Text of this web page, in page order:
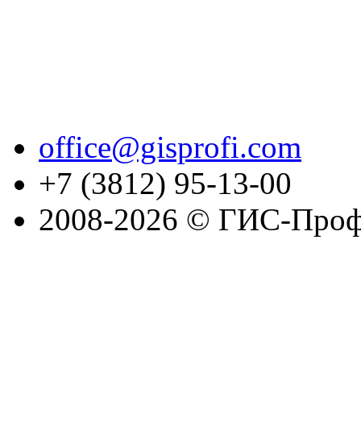
office@gisprofi.com
+7 (3812) 95-13-00
2008-2026 © ГИС-